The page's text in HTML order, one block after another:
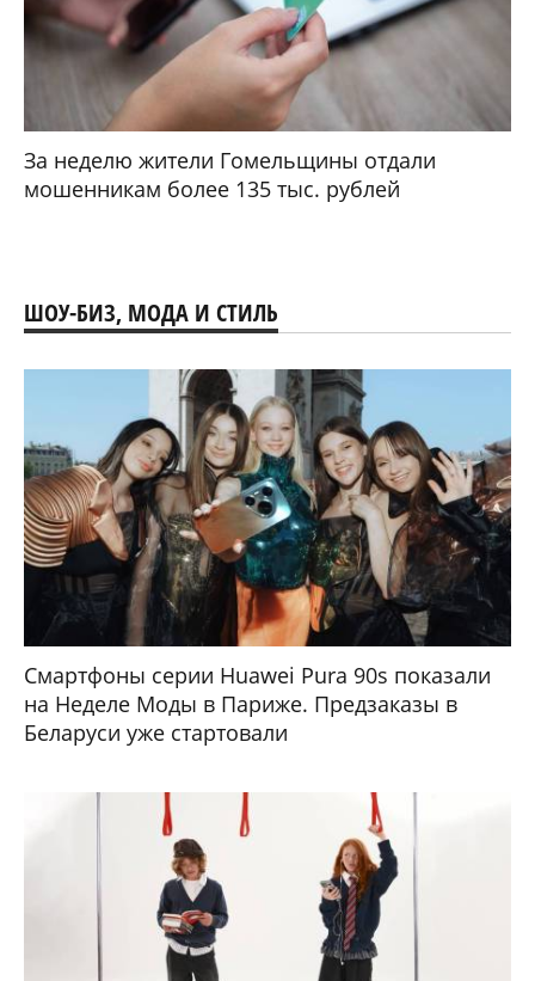
За неделю жители Гомельщины отдали
мошенникам более 135 тыс. рублей
ШОУ-БИЗ, МОДА И СТИЛЬ
Смартфоны серии Huawei Pura 90s показали
на Неделе Моды в Париже. Предзаказы в
Беларуси уже стартовали